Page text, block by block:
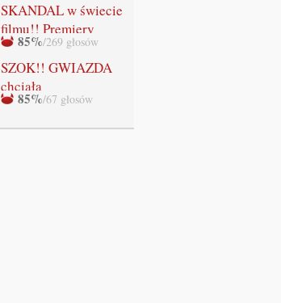
SKANDAL w świecie
filmu!! Premiery
ostatniej części
"Zmierzchu" NIE
BĘDZIE!!!
85%/269 głosów
SZOK!! GWIAZDA
chciała
WYSTRZELAĆ
swoich fanów!!!
85%/67 głosów